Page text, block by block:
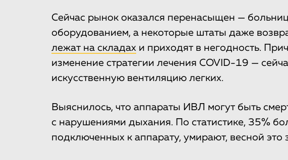
Сейчас рынок оказался перенасыщен —
оборудованием, а некоторые штаты даже
лежат на складах и приходят в негодность.
изменение стратегии лечения COVID-19 —
искусственную вентиляцию легких.
Выяснилось, что аппараты ИВЛ могут быть
с нарушениями дыхания. По статистике, 35%
подключенных к аппарату, умирают, весной это